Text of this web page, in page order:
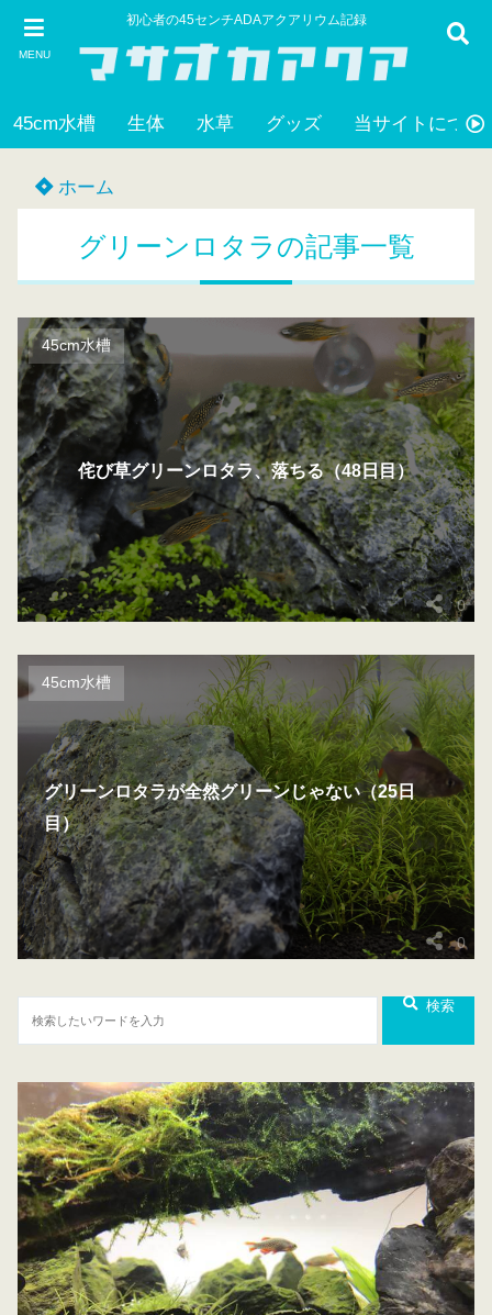
MENU
初心者の45センチADAアクアリウム記録
45cm水槽 生体 水草 グッズ 当サイトについ
ホーム
グリーンロタラの記事一覧
45cm水槽
侘び草グリーンロタラ、落ちる（48日目）
0
45cm水槽
グリーンロタラが全然グリーンじゃない（25日
目）
0
検索